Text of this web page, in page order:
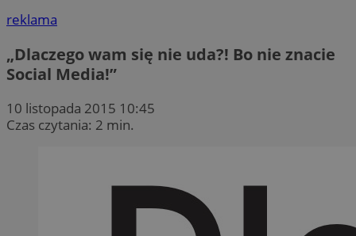
reklama
„Dlaczego wam się nie uda?! Bo nie znacie
Social Media!”
10 listopada 2015 10:45
Czas czytania: 2 min.